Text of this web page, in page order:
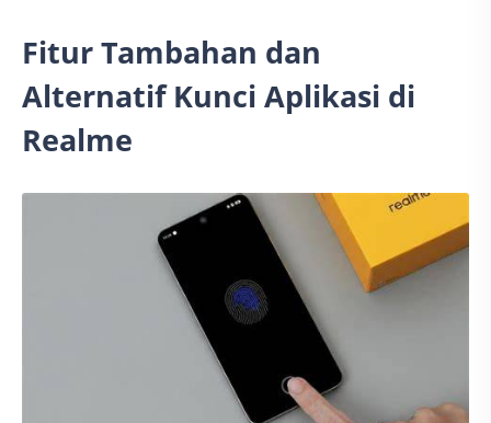
Fitur Tambahan dan
Alternatif Kunci Aplikasi di
Realme